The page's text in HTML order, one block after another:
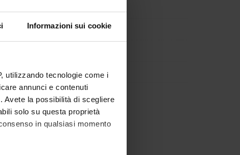
Informazioni sui cookie
utilizzando tecnologie come i
annunci e contenuti
Avete la possibilità di scegliere
solo su questa proprietà
in qualsiasi momento